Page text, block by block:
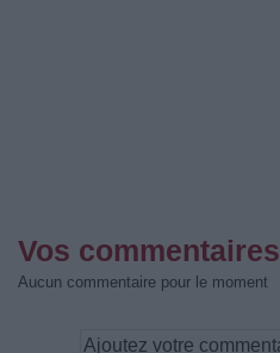
Vos commentaires
Aucun commentaire pour le moment